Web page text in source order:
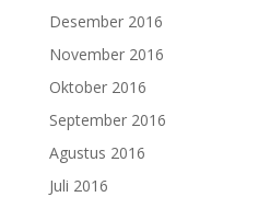
Desember 2016
November 2016
Oktober 2016
September 2016
Agustus 2016
Juli 2016